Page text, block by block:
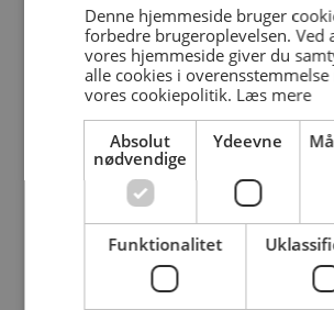
Grenå
Haderslev
Hadsten
Hedensted
Hjørring
Horsens/Dagnæs
Horsens/Nord
Denne hjemmeside bruger
forbedre brugeroplevelsen. Ved
vores hjemmeside giver du
alle cookies i overensstemmelse
vores cookiepolitik. Læs mere
Absolut
nødvendige
Ydeevne
Funktionalitet